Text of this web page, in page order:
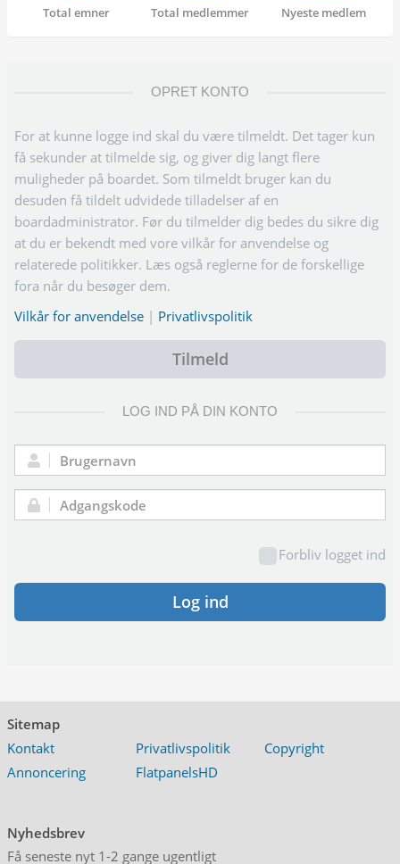
Total emner Total medlemmer Nyeste medlem
OPRET KONTO
For at kunne logge ind skal du være tilmeldt. Det tager kun
få sekunder at tilmelde sig, og giver dig langt flere
muligheder på boardet. Som tilmeldt bruger kan du
desuden få tildelt udvidede tilladelser af en
boardadministrator. Før du tilmelder dig bedes du sikre dig
at du er bekendt med vore vilkår for anvendelse og
relaterede politikker. Læs også reglerne for de forskellige
fora når du besøger dem.
Vilkår for anvendelse | Privatlivspolitik
Tilmeld
LOG IND PÅ DIN KONTO
Brugernavn:
Adgangskode:
Forbliv logget ind
Log ind
Sitemap
Kontakt
Privatlivspolitik
Copyright
Annoncering
FlatpanelsHD
Nyhedsbrev
Få seneste nyt 1-2 gange ugentligt